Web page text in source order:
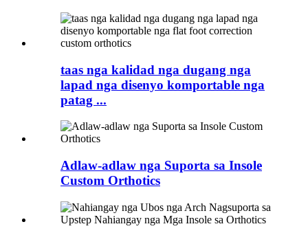
taas nga kalidad nga dugang nga
lapad nga disenyo komportable nga
patag ...
Adlaw-adlaw nga Suporta sa Insole
Custom Orthotics